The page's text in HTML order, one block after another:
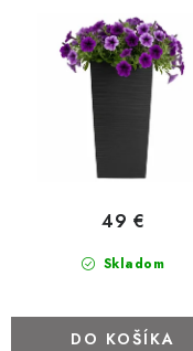
ZNAČKY
Napíšte nám
Podmienky ochrany
Nábytok na mieru
Hodnotenie obchodu
Skladom
49 €
DO KOŠÍKA